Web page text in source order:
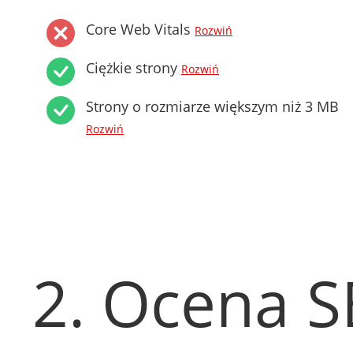
Core Web Vitals Rozwiń
Ciężkie strony Rozwiń
Strony o rozmiarze większym niż 3 MB
Rozwiń
2. Ocena